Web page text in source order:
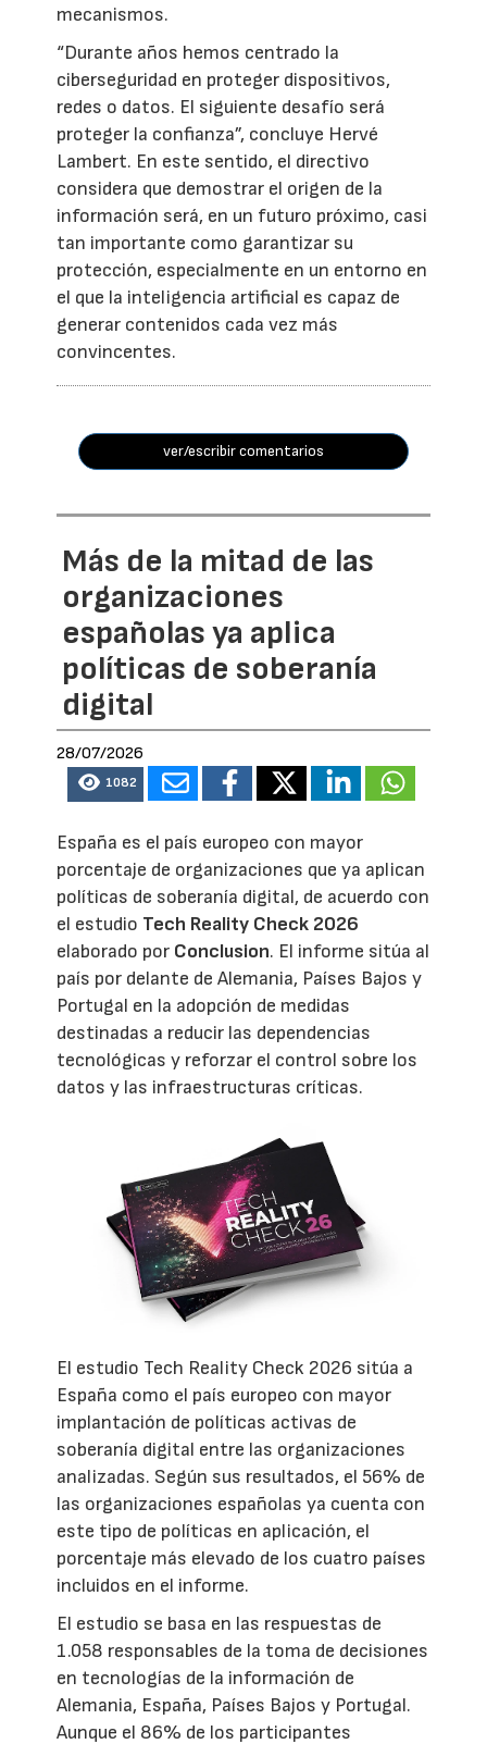
mecanismos.
“Durante años hemos centrado la
ciberseguridad en proteger dispositivos,
redes o datos. El siguiente desafío será
proteger la confianza”, concluye Hervé
Lambert. En este sentido, el directivo
considera que demostrar el origen de la
información será, en un futuro próximo, casi
tan importante como garantizar su
protección, especialmente en un entorno en
el que la inteligencia artificial es capaz de
generar contenidos cada vez más
convincentes.
ver/escribir comentarios
Más de la mitad de las
organizaciones
españolas ya aplica
políticas de soberanía
digital
28/07/2026
1082
España es el país europeo con mayor
porcentaje de organizaciones que ya aplican
políticas de soberanía digital, de acuerdo con
el estudio Tech Reality Check 2026
elaborado por Conclusion. El informe sitúa al
país por delante de Alemania, Países Bajos y
Portugal en la adopción de medidas
destinadas a reducir las dependencias
tecnológicas y reforzar el control sobre los
datos y las infraestructuras críticas.
El estudio Tech Reality Check 2026 sitúa a
España como el país europeo con mayor
implantación de políticas activas de
soberanía digital entre las organizaciones
analizadas. Según sus resultados, el 56% de
las organizaciones españolas ya cuenta con
este tipo de políticas en aplicación, el
porcentaje más elevado de los cuatro países
incluidos en el informe.
El estudio se basa en las respuestas de
1.058 responsables de la toma de decisiones
en tecnologías de la información de
Alemania, España, Países Bajos y Portugal.
Aunque el 86% de los participantes